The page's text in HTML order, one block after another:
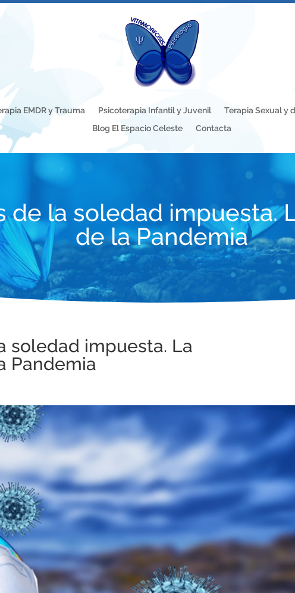
EMDR y Trauma Psicoterapia Infantil y Juvenil
Terapia Sexual y
Blog El Espacio Celeste
Contacta
de la soledad impuesta.
de la Pandemia
soledad impuesta. La
Pandemia